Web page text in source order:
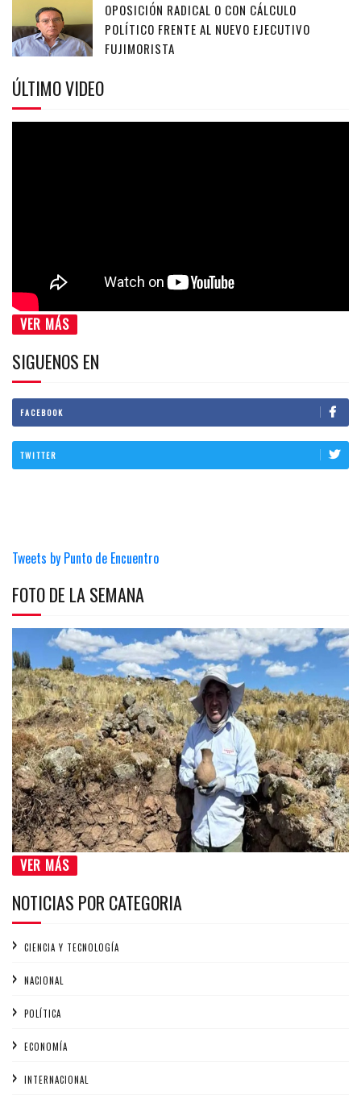
OPOSICIÓN RADICAL O CON CÁLCULO
POLÍTICO FRENTE AL NUEVO EJECUTIVO
FUJIMORISTA
ÚLTIMO VIDEO
VER MÁS
SIGUENOS EN
FACEBOOK
TWITTER
Tweets by Punto de Encuentro
FOTO DE LA SEMANA
VER MÁS
NOTICIAS POR CATEGORIA
CIENCIA Y TECNOLOGÍA
NACIONAL
POLÍTICA
ECONOMÍA
INTERNACIONAL